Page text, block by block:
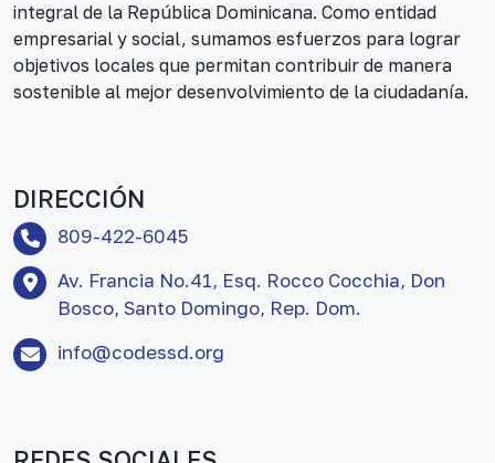
integral de la República Dominicana. Como entidad
empresarial y social, sumamos esfuerzos para lograr
objetivos locales que permitan contribuir de manera
sostenible al mejor desenvolvimiento de la ciudadanía.
DIRECCIÓN
809-422-6045
Av. Francia No.41, Esq. Rocco Cocchia, Don
Bosco, Santo Domingo, Rep. Dom.
info@codessd.org